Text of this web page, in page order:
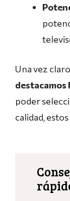
Una vez
destacamos
poder
calidad,